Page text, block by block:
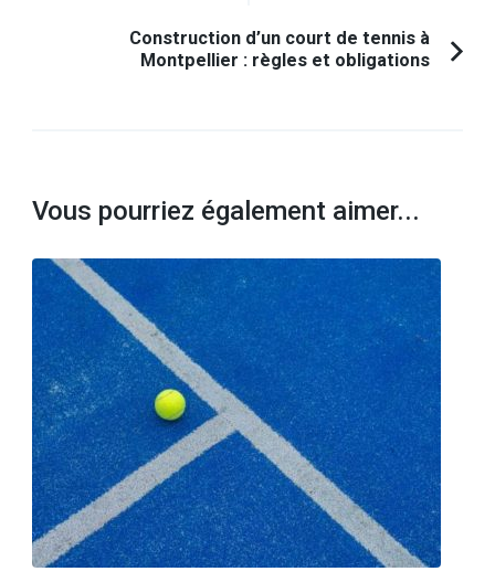
Construction d’un court de tennis à
Montpellier : règles et obligations
Vous pourriez également aimer...